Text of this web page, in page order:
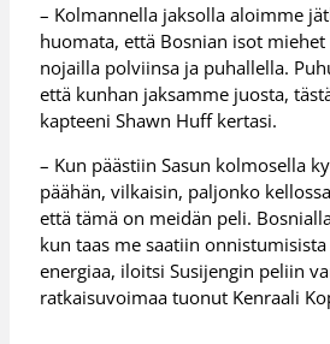
– Kolmannella jaksolla aloimme
huomata, että Bosnian isot
nojailla polviinsa ja puhallella.
että kunhan jaksamme juosta,
kapteeni Shawn Huff kertasi.
– Kun päästiin Sasun kolmosella
päähän, vilkaisin, paljonko
että tämä on meidän peli.
kun taas me saatiin
energiaa, iloitsi Susijengin peliin
ratkaisuvoimaa tuonut Kenraali